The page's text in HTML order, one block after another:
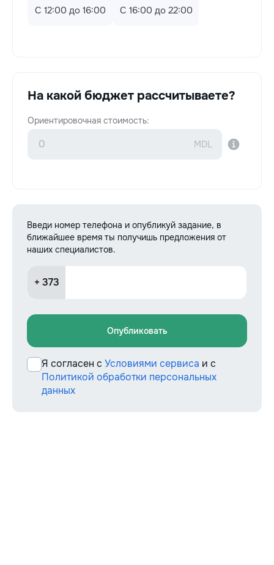
C 12:00 до 16:00 C 16:00 до 22:00
На какой бюджет рассчитываете?
Ориентировочная стоимость:
Введи номер телефона и опубликуй задание, в
ближайшее время ты получишь предложения от
наших специалистов.
+ 373
Опубликовать
Я согласен с Условиями сервиса и с
Политикой обработки персональных
данных